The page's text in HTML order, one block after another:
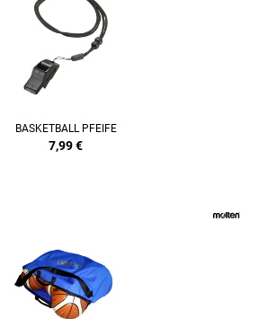
BASKETBALL PFEIFE
7,99€